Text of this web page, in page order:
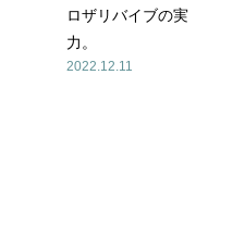
ロザリバイブの実
力。
2022.12.11